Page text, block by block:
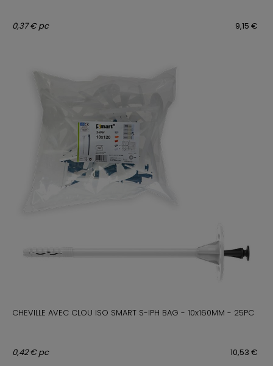
9,15 €
0,37 € pc
CHEVILLE AVEC CLOU ISO SMART S-IPH BAG - 10x160MM - 25PC
10,53 €
0,42 € pc